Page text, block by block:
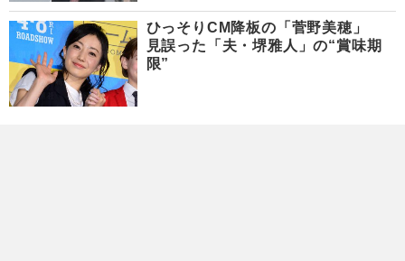
ひっそりCM降板の「菅野美穂」
見誤った「夫・堺雅人」の“賞味期
限”